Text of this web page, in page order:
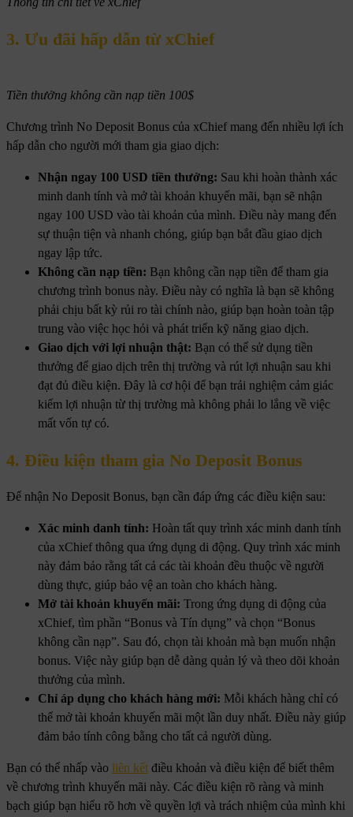
3. Ưu đãi hấp dẫn từ xChief
Tiền thưởng không cần nạp tiền 100$
Chương trình No Deposit Bonus của xChief mang đến nhiều lợi ích
hấp dẫn cho người mới tham gia giao dịch:
Nhận ngay 100 USD tiền thưởng: Sau khi hoàn thành xác
minh danh tính và mở tài khoản khuyến mãi, bạn sẽ nhận
ngay 100 USD vào tài khoản của mình. Điều này mang đến
sự thuận tiện và nhanh chóng, giúp bạn bắt đầu giao dịch
ngay lập tức.
Không cần nạp tiền: Bạn không cần nạp tiền để tham gia
chương trình bonus này. Điều này có nghĩa là bạn sẽ không
phải chịu bất kỳ rủi ro tài chính nào, giúp bạn hoàn toàn tập
trung vào việc học hỏi và phát triển kỹ năng giao dịch.
Giao dịch với lợi nhuận thật: Bạn có thể sử dụng tiền
thưởng để giao dịch trên thị trường và rút lợi nhuận sau khi
đạt đủ điều kiện. Đây là cơ hội để bạn trải nghiệm cảm giác
kiếm lợi nhuận từ thị trường mà không phải lo lắng về việc
mất vốn tự có.
4. Điều kiện tham gia No Deposit Bonus
Để nhận No Deposit Bonus, bạn cần đáp ứng các điều kiện sau:
Xác minh danh tính: Hoàn tất quy trình xác minh danh tính
của xChief thông qua ứng dụng di động. Quy trình xác minh
này đảm bảo rằng tất cả các tài khoản đều thuộc về người
dùng thực, giúp bảo vệ an toàn cho khách hàng.
Mở tài khoản khuyến mãi: Trong ứng dụng di động của
xChief, tìm phần “Bonus và Tín dụng” và chọn “Bonus
không cần nạp”. Sau đó, chọn tài khoản mà bạn muốn nhận
bonus. Việc này giúp bạn dễ dàng quản lý và theo dõi khoản
thưởng của mình.
Chỉ áp dụng cho khách hàng mới: Mỗi khách hàng chỉ có
thể mở tài khoản khuyến mãi một lần duy nhất. Điều này giúp
đảm bảo tính công bằng cho tất cả người dùng.
Bạn có thể nhấp vào liên kết điều khoản và điều kiện để biết thêm
về chương trình khuyến mãi này. Các điều kiện rõ ràng và minh
bạch giúp bạn hiểu rõ hơn về quyền lợi và trách nhiệm của mình khi